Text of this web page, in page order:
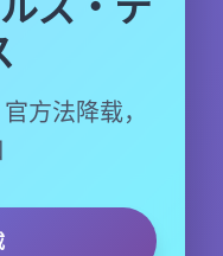
方法降载，